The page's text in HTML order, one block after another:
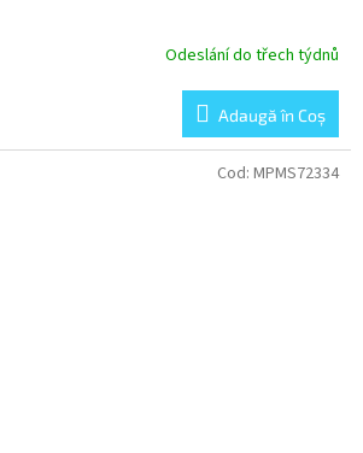
Odeslání do třech týdnů
Adaugă în Coş
Cod: MPMS72334